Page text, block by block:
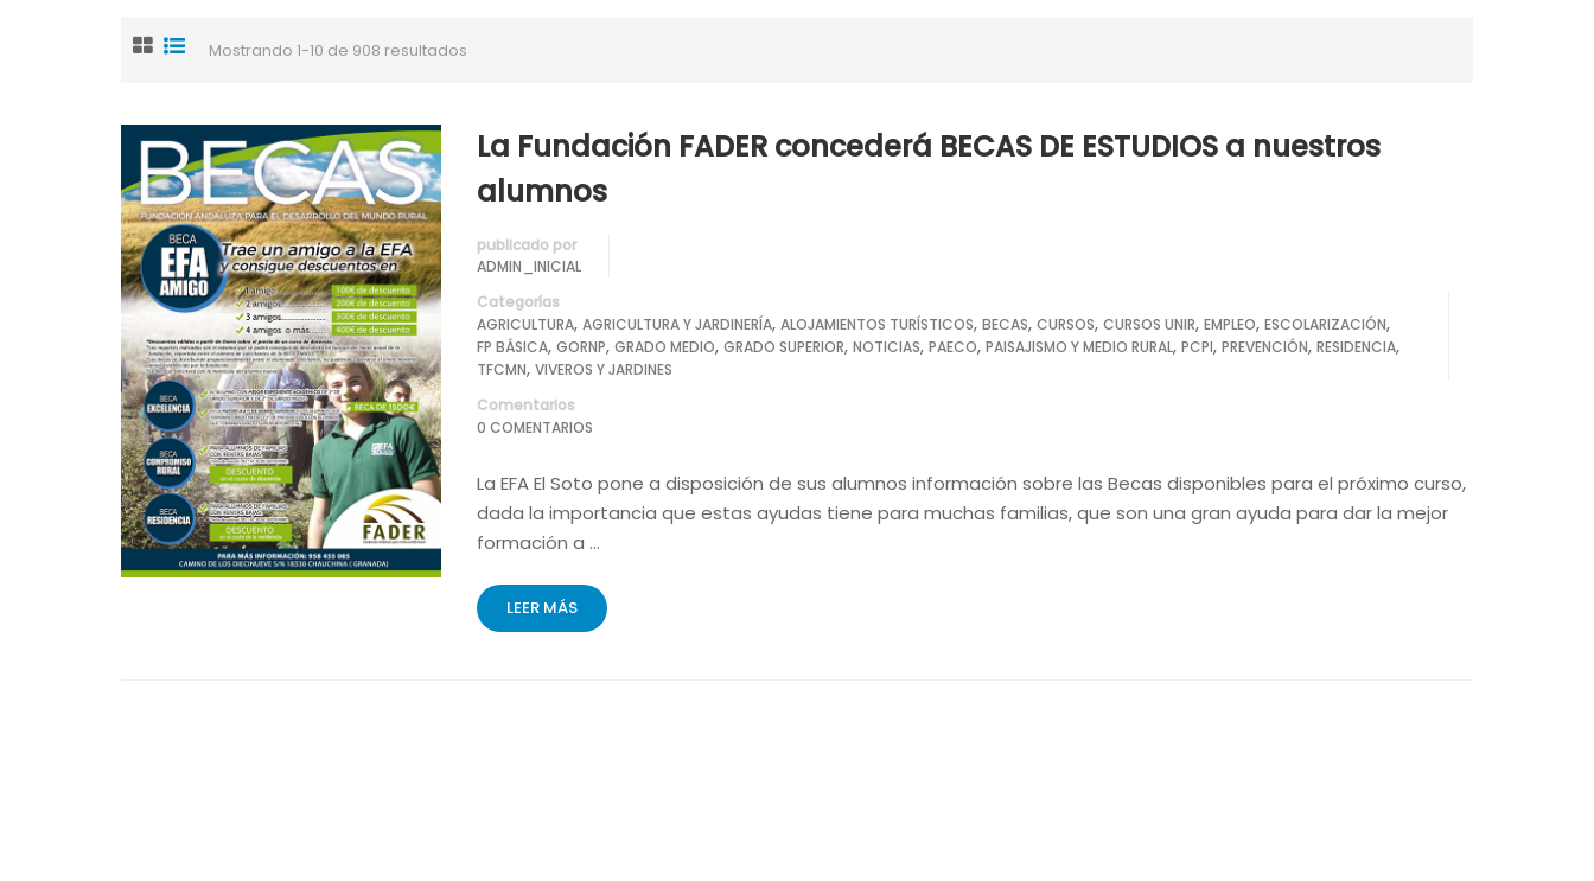
Mostrando 1-10 de 908 resultados
La Fundación FADER concederá BECAS DE ESTUDIOS a nuestros
alumnos
publicado por
ADMIN_INICIAL
Categorías
AGRICULTURA, AGRICULTURA Y JARDINERÍA, ALOJAMIENTOS TURÍSTICOS, BECAS, CURSOS, CURSOS UNIR, EMPLEO, ESCOLARIZACIÓN,
FP BÁSICA, GORNP, GRADO MEDIO, GRADO SUPERIOR, NOTICIAS, PAECO, PAISAJISMO Y MEDIO RURAL, PCPI, PREVENCIÓN, RESIDENCIA,
TFCMN, VIVEROS Y JARDINES
Comentarios
0 COMENTARIOS
La EFA El Soto pone a disposición de sus alumnos información sobre las Becas disponibles para el próximo curso,
dada la importancia que estas ayudas tiene para muchas familias, que son una gran ayuda para dar la mejor
formación a …
LEER MÁS